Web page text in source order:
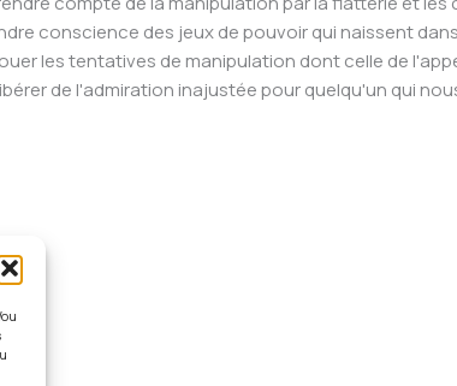
conscience des jeux de pouvoir qui naissent
les tentatives de manipulation dont celle de
de l'admiration inajustée pour quelqu'un qui